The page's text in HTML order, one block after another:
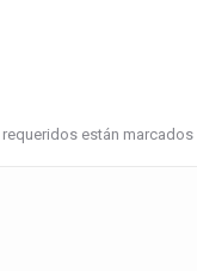
están marcados